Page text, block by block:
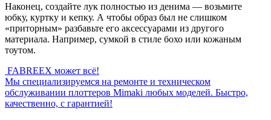
Наконец, создайте лук полностью из денима — возьмите
юбку, куртку и кепку. А чтобы образ был не слишком
«приторным» разбавьте его аксессуарами из другого
материала. Например, сумкой в стиле бохо или кожаным
тоутом.
FABREEX может всё!
Мы специализируемся на ремонте и техническом
обслуживании плоттеров Mimaki любых моделей. Быстро,
качественно, с гарантией!